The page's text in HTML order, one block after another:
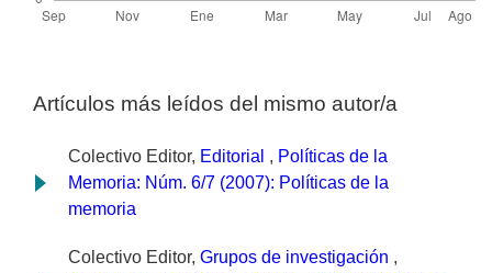
Artículos más leídos del mismo autor/a
Colectivo Editor, Editorial , Políticas de la
Memoria: Núm. 6/7 (2007): Políticas de la
memoria
Colectivo Editor, Grupos de investigación ,